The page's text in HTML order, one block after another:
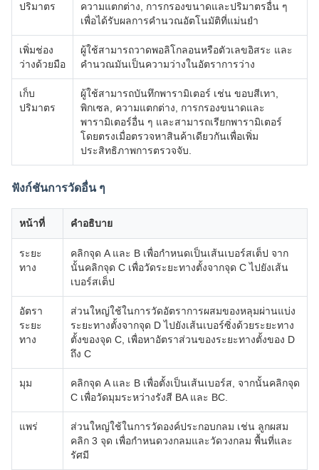
ปริมาตร
ความแตกต่าง, การกรองขนาดและปริมาตรอื่น ๆ
เพื่อได้รับผลการคํานวณอัตโนมัติที่แม่นยํา
เพิ่มช่อง
ว่างด้วยมือ
ผู้ใช้สามารถวาดพอลิโกลอนหรือตัวเลขอิสระ และ
คํานวณมันเป็นความว่างในอัตราการว่าง
เก็บ
ปริมาตร
ผู้ใช้สามารถบันทึกพารามิเตอร์ เช่น ขอบสีเทา,
พิกเซล, ความแตกต่าง, การกรองขนาดและ
พารามิเตอร์อื่น ๆ และสามารถเรียกพารามิเตอร์
โดยตรงเมื่อตรวจหาสินค้าเดียวกันเพื่อเพิ่ม
ประสิทธิภาพการตรวจจับ.
ฟังก์ชันการวัดอื่น ๆ
หน้าที่ คําอธิบาย
ระยะ
ทาง
คลิกจุด A และ B เพื่อกําหนดเป็นเส้นเบอร์สเต็ป จาก
นั้นคลิกจุด C เพื่อวัดระยะทางตั้งจากจุด C ไปยังเส้น
เบอร์สเต็ป
อัตรา
ระยะ
ทาง
ส่วนใหญ่ใช้ในการวัดอัตราการผสมของหลุมผ่านแบ่ง
ระยะทางตั้งจากจุด D ไปยังเส้นเบอร์ซิ่งด้วยระยะทาง
ตั้งของจุด C, เพื่อหาอัตราส่วนของระยะทางตั้งของ D
ถึง C
มุม
คลิกจุด A และ B เพื่อตั้งเป็นเส้นเบอร์ส, จากนั้นคลิกจุด
C เพื่อวัดมุมระหว่างรังสี BA และ BC.
แพร่
ส่วนใหญ่ใช้ในการวัดองค์ประกอบกลม เช่น ลูกผสม
คลิก 3 จุด เพื่อกําหนดวงกลมและวัดวงกลม พื้นที่และ
รัศมี